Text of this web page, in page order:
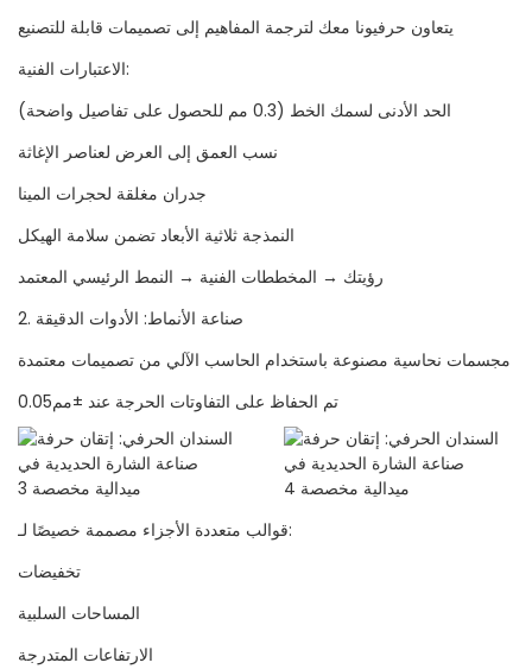
يتعاون حرفيونا معك لترجمة المفاهيم إلى تصميمات قابلة للتصنيع
الاعتبارات الفنية:
الحد الأدنى لسمك الخط (0.3 مم للحصول على تفاصيل واضحة)
نسب العمق إلى العرض لعناصر الإغاثة
جدران مغلقة لحجرات المينا
النمذجة ثلاثية الأبعاد تضمن سلامة الهيكل
رؤيتك → المخططات الفنية → النمط الرئيسي المعتمد
2. صناعة الأنماط: الأدوات الدقيقة
مجسمات نحاسية مصنوعة باستخدام الحاسب الآلي من تصميمات معتمدة
تم الحفاظ على التفاوتات الحرجة عند ±مم0.05
قوالب متعددة الأجزاء مصممة خصيصًا لـ:
تخفيضات
المساحات السلبية
الارتفاعات المتدرجة